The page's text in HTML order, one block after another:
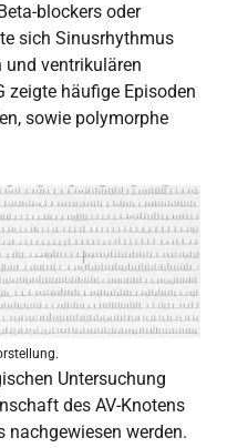
blockers oder
sich Sinusrhythmus
ventrikulären
zeigte häufige Episoden
sowie polymorphe
Untersuchung
des AV-Knotens
nachgewiesen werden.